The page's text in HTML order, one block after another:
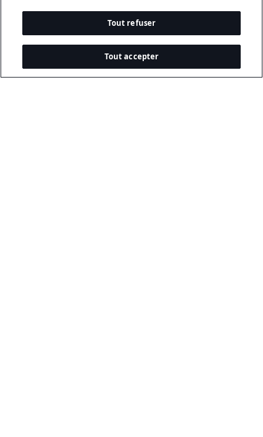
Tout refuser
Tout accepter